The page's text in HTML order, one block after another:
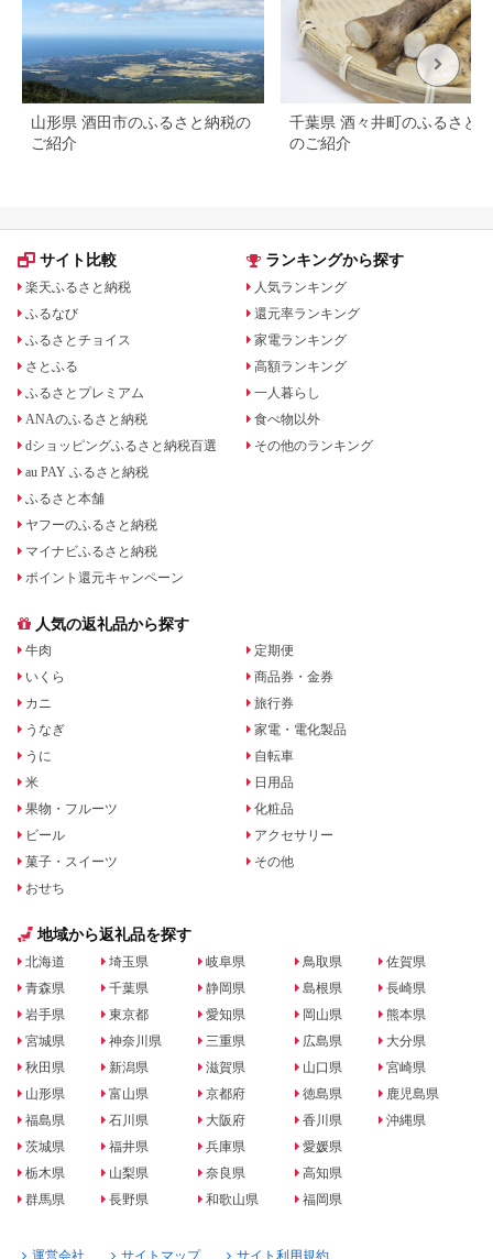
山形県 酒田市のふるさと納税の
ご紹介
千葉県 酒々井町のふるさと
のご紹介
サイト比較
楽天ふるさと納税
ふるなび
ふるさとチョイス
さとふる
ふるさとプレミアム
ANAのふるさと納税
dショッピングふるさと納税百選
au PAY ふるさと納税
ふるさと本舗
ヤフーのふるさと納税
マイナビふるさと納税
ポイント還元キャンペーン
ランキングから探す
人気ランキング
還元率ランキング
家電ランキング
高額ランキング
一人暮らし
食べ物以外
その他のランキング
人気の返礼品から探す
牛肉
いくら
カニ
うなぎ
うに
米
果物・フルーツ
ビール
菓子・スイーツ
おせち
定期便
商品券・金券
旅行券
家電・電化製品
自転車
日用品
化粧品
アクセサリー
その他
地域から返礼品を探す
北海道
青森県
岩手県
宮城県
秋田県
山形県
福島県
茨城県
栃木県
群馬県
埼玉県
千葉県
東京都
神奈川県
新潟県
富山県
石川県
福井県
山梨県
長野県
岐阜県
静岡県
愛知県
三重県
滋賀県
京都府
大阪府
兵庫県
奈良県
和歌山県
鳥取県
島根県
岡山県
広島県
山口県
徳島県
香川県
愛媛県
高知県
福岡県
佐賀県
長崎県
熊本県
大分県
宮崎県
鹿児島県
沖縄県
運営会社 サイトマップ サイト利用規約